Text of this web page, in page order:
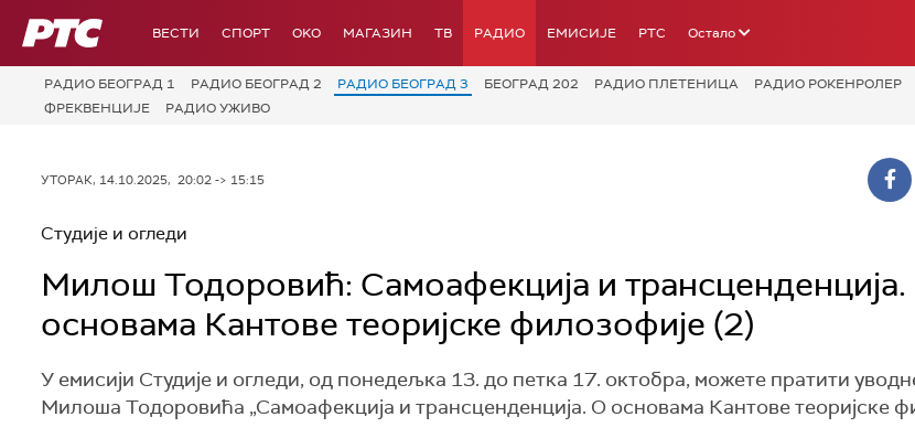
РТС ВЕСТИ СПОРТ OKO МАГАЗИН ТВ РАДИО ЕМИСИЈЕ РТС Остало
РАДИО БЕОГРАД 1 РАДИО БЕОГРАД 2 РАДИО БЕОГРАД 3 БЕОГРАД 202 РАДИО ПЛЕТЕНИЦА РАДИО РОКЕНРОЛЕР
ФРЕКВЕНЦИЈЕ
РАДИО УЖИВО
УТОРАК, 14.10.2025, 20:02 -> 15:15
Студије и огледи
Милош Тодоровић: Самоафекција и
основама Кантове теоријске филозофије (2)
У емисији Студије и огледи, од понедељка 13. до петка 17. октобра, можете пратити
Милоша Тодоровића „Самоафекција и трансценденција. О основама Кантове теоријске